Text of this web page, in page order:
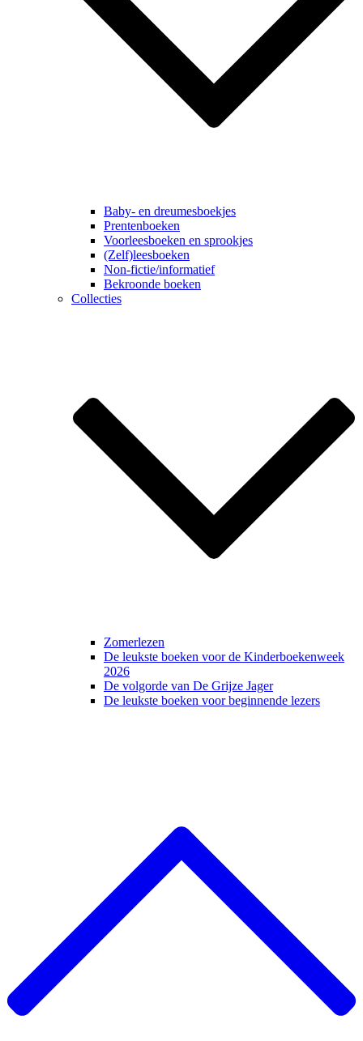
Baby- en dreumesboekjes
Prentenboeken
Voorleesboeken en sprookjes
(Zelf)leesboeken
Non-fictie/informatief
Bekroonde boeken
Collecties
Zomerlezen
De leukste boeken voor de Kinderboekenweek
2026
De volgorde van De Grijze Jager
De leukste boeken voor beginnende lezers